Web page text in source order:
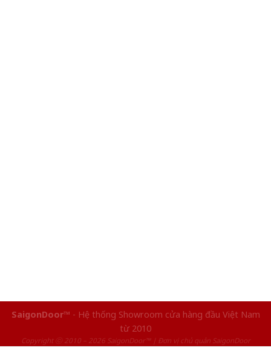
SaigonDoor™ - Hệ thống Showroom cửa hàng đầu Việt Nam
từ 2010
Copyright ⓒ 2010 – 2026 SaigonDoor™ | Đơn vị chủ quản SaigonDoor